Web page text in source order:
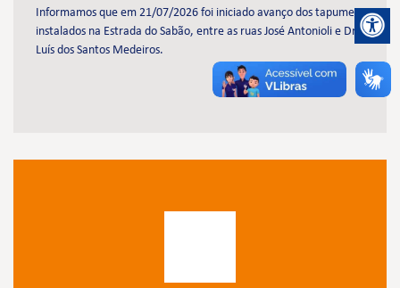
Informamos que em 21/07/2026 foi iniciado avanço dos tapumes
instalados na Estrada do Sabão, entre as ruas José Antonioli e Dr.
Luís dos Santos Medeiros.